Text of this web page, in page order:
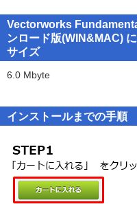
(2)「ユーザー登録 &
録とシリアル番号の取得をし
・製品ユーザー登録手続き方
https://www.aanda.co.jp/
ダウンロードしたファイルに
■お問い合わせ先■
A&Aカスタマーサポート〔
00 (土・日・祝祭日除く)〕
Vectorworks
ンロード版(WIN&MAC)
サイズ
6.0 Mbyte
インストールまでの手順